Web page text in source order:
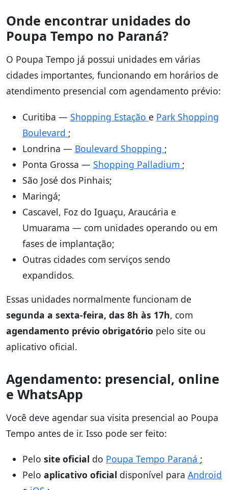
Onde encontrar unidades do
Poupa Tempo no Paraná?
O Poupa Tempo já possui unidades em várias
cidades importantes, funcionando em horários de
atendimento presencial com agendamento prévio:
Curitiba — Shopping Estação e Park Shopping
Boulevard ;
Londrina — Boulevard Shopping ;
Ponta Grossa — Shopping Palladium ;
São José dos Pinhais;
Maringá;
Cascavel, Foz do Iguaçu, Araucária e
Umuarama — com unidades operando ou em
fases de implantação;
Outras cidades com serviços sendo
expandidos.
Essas unidades normalmente funcionam de
segunda a sexta-feira, das 8h às 17h, com
agendamento prévio obrigatório pelo site ou
aplicativo oficial.
Agendamento: presencial, online
e WhatsApp
Você deve agendar sua visita presencial ao Poupa
Tempo antes de ir. Isso pode ser feito:
Pelo site oficial do Poupa Tempo Paraná ;
Pelo aplicativo oficial disponível para Android